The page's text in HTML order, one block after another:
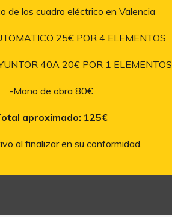
de los cuadro eléctrico en Valencia
25€ POR 4 ELEMENTOS
40A 20€ POR 1 ELEMENTOS
-Mano de obra 80€
aproximado: 125€
al finalizar en su conformidad.